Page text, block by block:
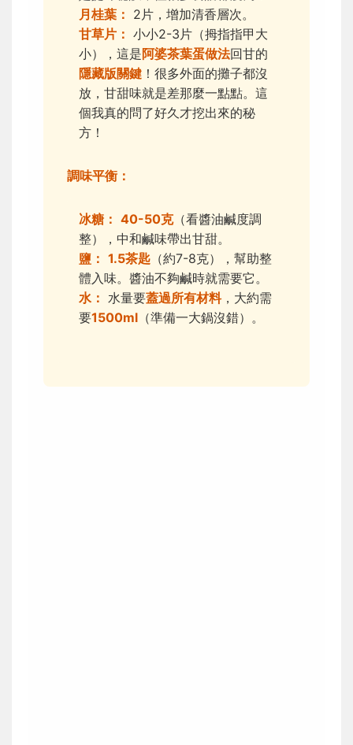
月桂葉： 2片，增加清香層次。
甘草片： 小小2-3片（拇指指甲大
小），這是阿婆茶葉蛋做法回甘的
隱藏版關鍵 ！很多外面的攤子都沒
放，甘甜味就是差那麼一點點。這
個我真的問了好久才挖出來的秘
方！
調味平衡：
冰糖： 40-50克（看醬油鹹度調
整），中和鹹味帶出甘甜。
鹽： 1.5茶匙 （約7-8克），幫助整
體入味。醬油不夠鹹時就需要它。
水： 水量要蓋過所有材料，大約需
要1500ml （準備一大鍋沒錯）。